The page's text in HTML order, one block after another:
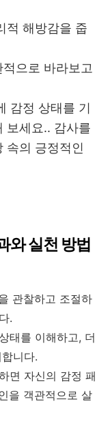
적 해방감을 줍
으로 바라보고
감정 상태를 기
보세요.. 감사를
속의 긍정적인
와 실천 방법
관찰하고 조절하
.
태를 이해하고, 더
니다.
면 자신의 감정 패
을 객관적으로 살